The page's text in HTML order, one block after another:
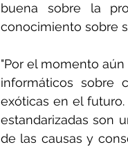
buena sobre la
conocimiento sobre
"Por el momento
informáticos sobre
exóticas en el
estandarizadas son
de las causas y